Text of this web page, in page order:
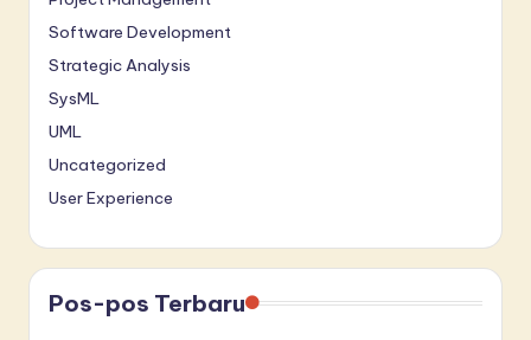
Software Development
Strategic Analysis
SysML
UML
Uncategorized
User Experience
Pos-pos Terbaru